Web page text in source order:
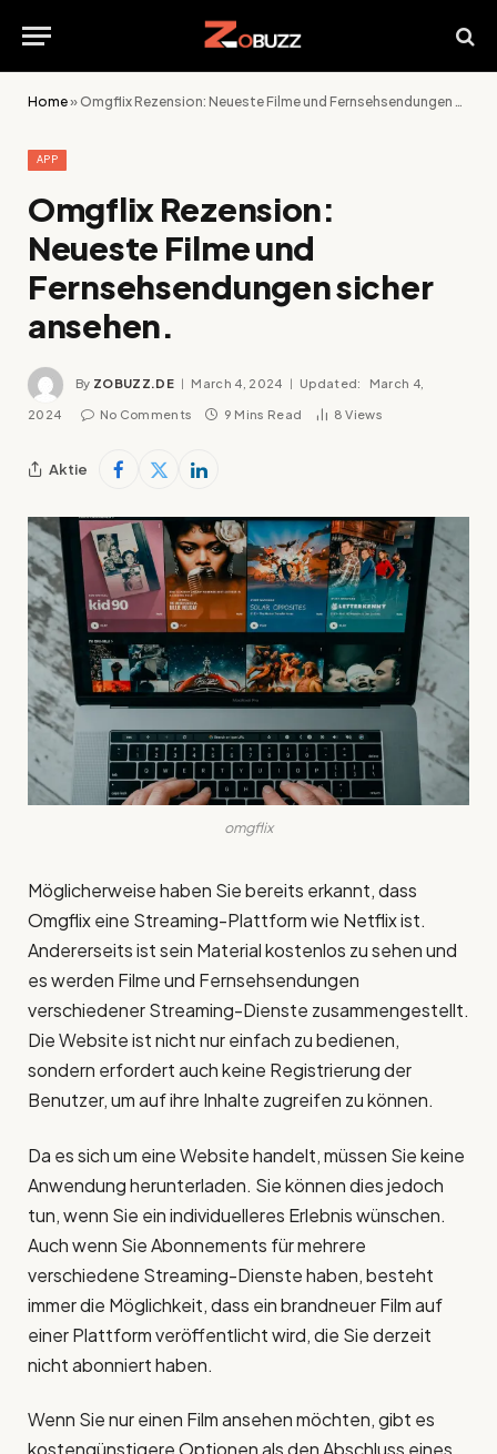
Home» Omgflix Rezension: Neueste Filme und Fernsehsendungen sicher ansehen.
APP
Omgflix Rezension:
Neueste Filme und
Fernsehsendungen sicher
ansehen.
By ZOBUZZ.DE March 4, 2024 Updated: March 4,
2024 No Comments 9 Mins Read 8Views
Aktie
omgflix
Möglicherweise haben Sie bereits erkannt, dass
Omgflix eine Streaming-Plattform wie Netflix ist.
Andererseits ist sein Material kostenlos zu sehen und
es werden Filme und Fernsehsendungen
verschiedener Streaming-Dienste zusammengestellt.
Die Website ist nicht nur einfach zu bedienen,
sondern erfordert auch keine Registrierung der
Benutzer, um auf ihre Inhalte zugreifen zu können.
Da es sich um eine Website handelt, müssen Sie keine
Anwendung herunterladen. Sie können dies jedoch
tun, wenn Sie ein individuelleres Erlebnis wünschen.
Auch wenn Sie Abonnements für mehrere
verschiedene Streaming-Dienste haben, besteht
immer die Möglichkeit, dass ein brandneuer Film auf
einer Plattform veröffentlicht wird, die Sie derzeit
nicht abonniert haben.
Wenn Sie nur einen Film ansehen möchten, gibt es
kostengünstigere Optionen als den Abschluss eines